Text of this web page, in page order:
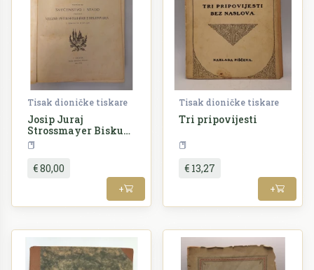
Tisak dioničke tiskare
Josip Juraj
Strossmayer Biskup
bosansko-
djakovački i
sriemski god. 1850. -
1900.
€ 80,00
+
Tisak dioničke tiskare
Tri pripovijesti
€ 13,27
+